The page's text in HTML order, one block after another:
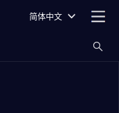
简体中文